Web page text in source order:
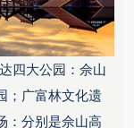
四大公园：佘山
；广富林文化遗
：分别是佘山高